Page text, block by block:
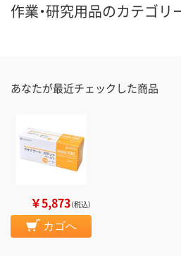
作業・研究用品のカテゴリ
あなたが最近チェックした商品
￥5,873（税込）
カゴへ